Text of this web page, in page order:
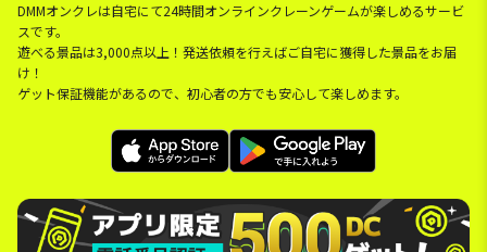
DMMオンクレは自宅にて24時間オンラインクレーンゲームが楽しめるサービ
スです。
遊べる景品は3,000点以上！発送依頼を行えばご自宅に獲得した景品をお届
け！
ゲット保証機能があるので、初心者の方でも安心して楽しめます。